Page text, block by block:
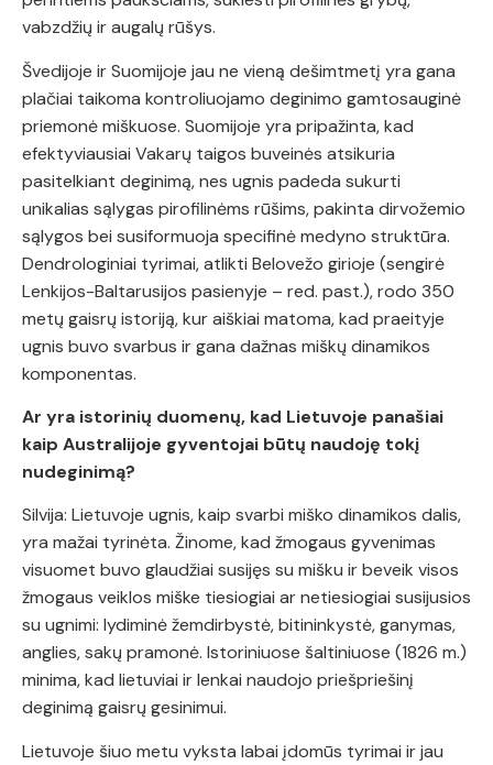
vabzdžių ir augalų rūšys.
Švedijoje ir Suomijoje jau ne vieną dešimtmetį yra gana
plačiai taikoma kontroliuojamo deginimo gamtosauginė
priemonė miškuose. Suomijoje yra pripažinta, kad
efektyviausiai Vakarų taigos buveinės atsikuria
pasitelkiant deginimą, nes ugnis padeda sukurti
unikalias sąlygas pirofilinėms rūšims, pakinta dirvožemio
sąlygos bei susiformuoja specifinė medyno struktūra.
Dendrologiniai tyrimai, atlikti Belovežo girioje (sengirė
Lenkijos-Baltarusijos pasienyje – red. past.), rodo 350
metų gaisrų istoriją, kur aiškiai matoma, kad praeityje
ugnis buvo svarbus ir gana dažnas miškų dinamikos
komponentas.
Ar yra istorinių duomenų, kad Lietuvoje panašiai
kaip Australijoje gyventojai būtų naudoję tokį
nudeginimą?
Silvija: Lietuvoje ugnis, kaip svarbi miško dinamikos dalis,
yra mažai tyrinėta. Žinome, kad žmogaus gyvenimas
visuomet buvo glaudžiai susijęs su mišku ir beveik visos
žmogaus veiklos miške tiesiogiai ar netiesiogiai susijusios
su ugnimi: lydiminė žemdirbystė, bitininkystė, ganymas,
anglies, sakų pramonė. Istoriniuose šaltiniuose (1826 m.)
minima, kad lietuviai ir lenkai naudojo priešpriešinį
deginimą gaisrų gesinimui.
Lietuvoje šiuo metu vyksta labai įdomūs tyrimai ir jau